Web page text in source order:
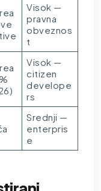
Visok —
pravna
obveznos
t
Visok —
citizen
develope
rs
Srednji —
enterpris
e